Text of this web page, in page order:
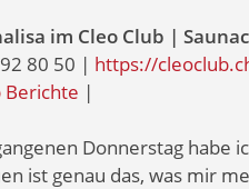
im Cleo Club |
80 50 | https://
Berichte |
Donnerstag habe
ist genau das, was mir